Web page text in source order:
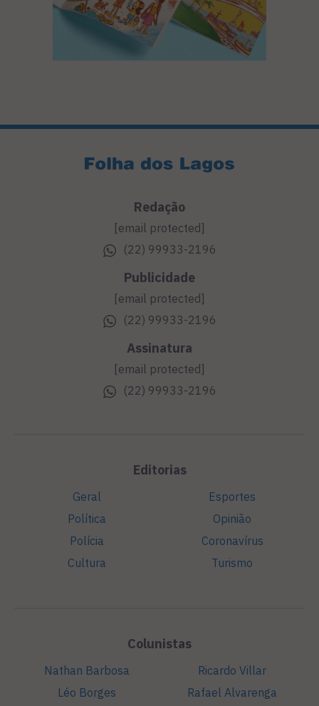
Redação
[email protected]
(22) 99933-2196
Publicidade
[email protected]
(22) 99933-2196
Assinatura
[email protected]
(22) 99933-2196
Editorias
Geral
Política
Polícia
Cultura
Esportes
Opinião
Coronavírus
Turismo
Colunistas
Nathan Barbosa
Léo Borges
Ricardo Villar
Rafael Alvarenga